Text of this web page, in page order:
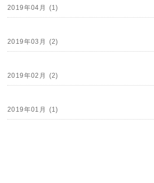
2019年04月 (1)
2019年03月 (2)
2019年02月 (2)
2019年01月 (1)